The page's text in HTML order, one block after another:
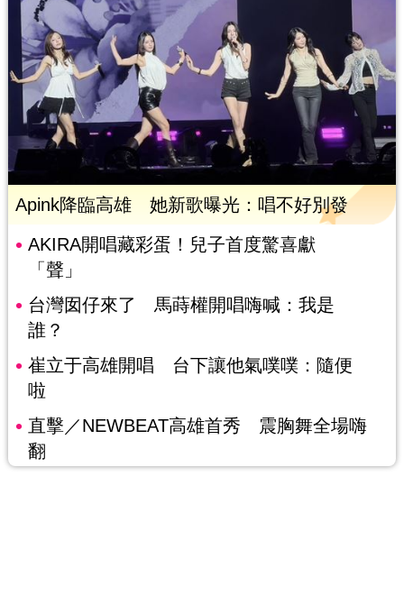
Apink降臨高雄 她新歌曝光：唱不好別發
AKIRA開唱藏彩蛋！兒子首度驚喜獻
「聲」
台灣囡仔來了 馬蒔權開唱嗨喊：我是
誰？
崔立于高雄開唱 台下讓他氣噗噗：隨便
啦
直擊／NEWBEAT高雄首秀 震胸舞全場嗨
翻